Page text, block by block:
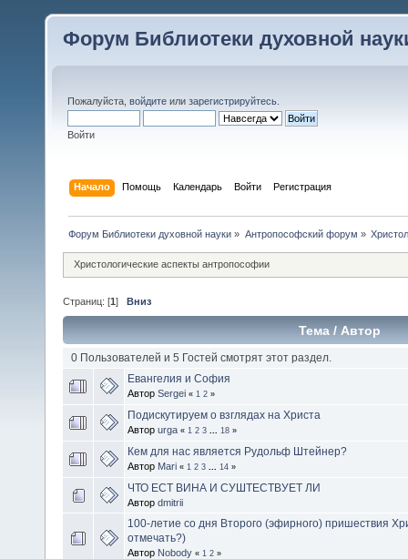
Форум Библиотеки духовной
Пожалуйста, войдите или зарегистрируйтесь
Войти
Начало Помощь Календарь Войти Регистрация
Форум Библиотеки духовной науки » Антропософский форум »
Христологические аспекты антропософии
Страниц: [1] Вниз
Тема/ Автор
0 Пользователей и 5 Гостей смотрят этот раздел.
Евангелия и София
Автор Sergei « 1 2 »
Подискутируем о взглядах на Христа
Автор urga « 1 2 3 18 »
Кем для нас является Рудольф Штейнер?
Автор Mari « 1 2 3 14 »
ЧТО ЕСТ ВИНА И СУШТЕСТВУЕТ ЛИ
Автор dmitrii
100-летие со дня Второго (эфирного) пришествия
отмечать?)
Автор Nobody « 1 2 »